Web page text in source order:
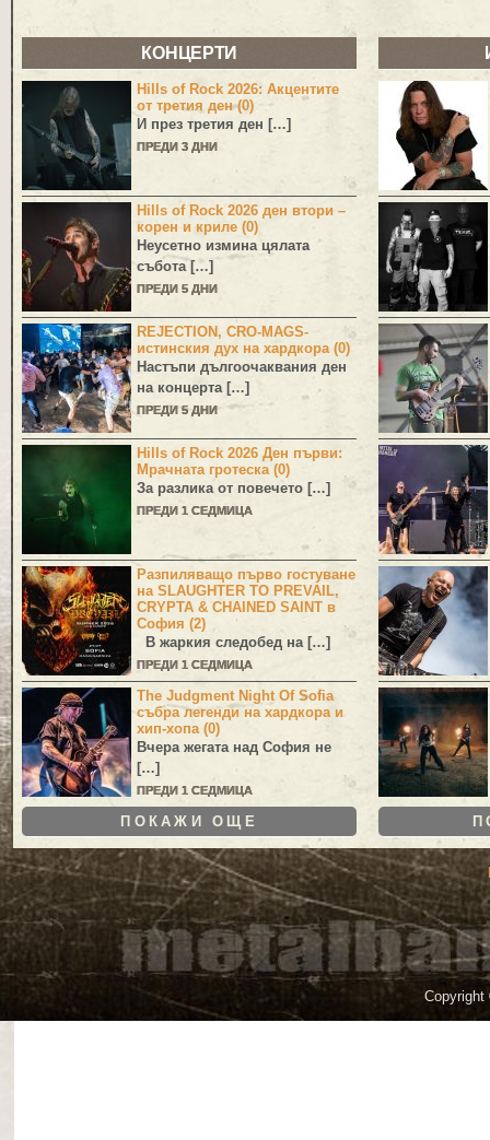
КОНЦЕРТИ
Hills of Rock 2026: Акцентите
от третия ден (0)
И през третия ден […]
ПРЕДИ 3 ДНИ
Hills of Rock 2026 ден втори –
корен и криле (0)
Неусетно измина цялата
събота […]
ПРЕДИ 5 ДНИ
REJECTION, CRO-MAGS-
истинския дух на хардкора (0)
Настъпи дългоочаквания ден
на концерта […]
ПРЕДИ 5 ДНИ
Hills of Rock 2026 Ден първи:
Мрачната гротеска (0)
За разлика от повечето […]
ПРЕДИ 1 СЕДМИЦА
Разпиляващо първо гостуване
на SLAUGHTER TO PREVAIL,
CRYPTA & CHAINED SAINT в
София (2)
В жаркия следобед на […]
ПРЕДИ 1 СЕДМИЦА
The Judgment Night Of Sofia
събра легенди на хардкора и
хип-хопа (0)
Вчера жегата над София не
[…]
ПРЕДИ 1 СЕДМИЦА
ПОКАЖИ ОЩЕ